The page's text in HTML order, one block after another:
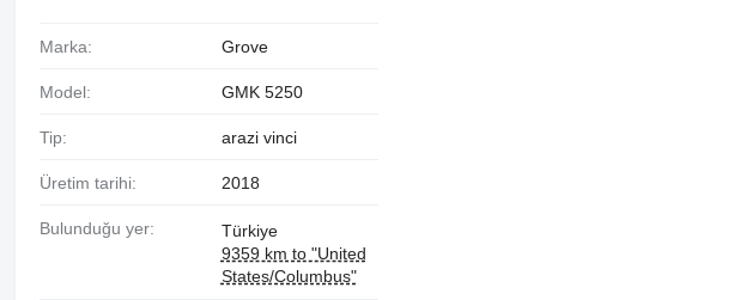
Marka: Grove
Model: GMK 5250
Tip: arazi vinci
Üretim tarihi: 2018
Bulunduğu yer:
Türkiye
9359 km to "United
States/Columbus"